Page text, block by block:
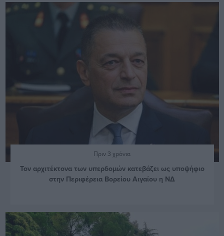
Πριν 3 χρόνια
Τον αρχιτέκτονα των υπερδομών κατεβάζει ως υποψήφιο
στην Περιφέρεια Βορείου Αιγαίου η ΝΔ